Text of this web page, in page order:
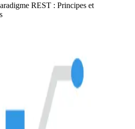
REST : Principes et